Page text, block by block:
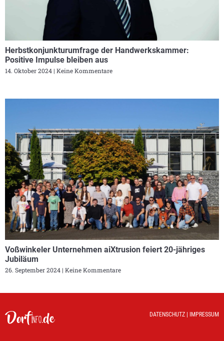
Herbstkonjunkturumfrage der Handwerkskammer:
Positive Impulse bleiben aus
14. Oktober 2024 Keine Kommentare
Voßwinkeler Unternehmen aiXtrusion feiert 20-jähriges
Jubiläum
26. September 2024 Keine Kommentare
DATENSCHUTZ | IMPRESSUM